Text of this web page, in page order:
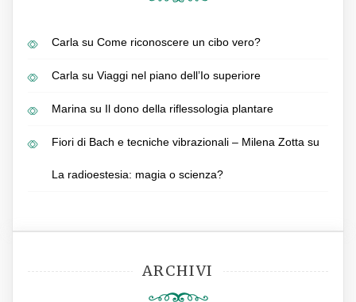
Carla su Come riconoscere un cibo vero?
Carla su Viaggi nel piano dell’Io superiore
Marina su Il dono della riflessologia plantare
Fiori di Bach e tecniche vibrazionali – Milena Zotta su
La radioestesia: magia o scienza?
ARCHIVI